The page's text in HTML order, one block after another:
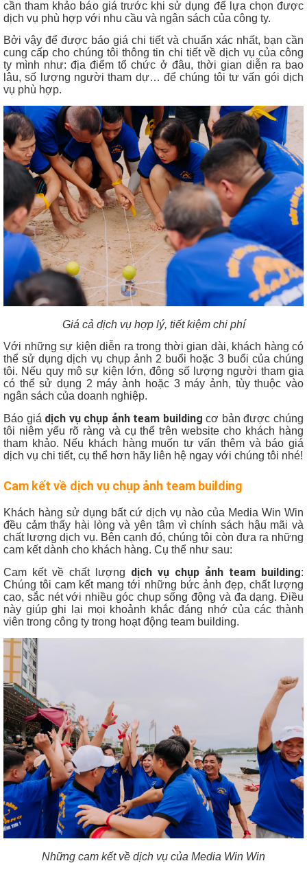
cần tham khảo báo giá trước khi sử dụng để lựa chọn được
dịch vụ phù hợp với nhu cầu và ngân sách của công ty.
Bởi vậy để được báo giá chi tiết và chuẩn xác nhất, bạn cần
cung cấp cho chúng tôi thông tin chi tiết về dịch vụ của công
ty mình như: địa điểm tổ chức ở đâu, thời gian diễn ra bao
lâu, số lượng người tham dự… để chúng tôi tư vấn gói dịch
vụ phù hợp.
Giá cả dịch vụ hợp lý, tiết kiệm chi phí
Với những sự kiện diễn ra trong thời gian dài, khách hàng có
thể sử dụng dịch vụ chụp ảnh 2 buổi hoặc 3 buổi của chúng
tôi. Nếu quy mô sự kiện lớn, đông số lượng người tham gia
có thể sử dụng 2 máy ảnh hoặc 3 máy ảnh, tùy thuộc vào
ngân sách của doanh nghiệp.
Báo giá dịch vụ chụp ảnh team building cơ bản được chúng
tôi niêm yếu rõ ràng và cụ thể trên website cho khách hàng
tham khảo. Nếu khách hàng muốn tư vấn thêm và báo giá
dịch vụ chi tiết, cụ thể hơn hãy liên hệ ngay với chúng tôi nhé!
Cam kết về dịch vụ chụp ảnh team building
Khách hàng sử dụng bất cứ dịch vụ nào của Media Win Win
đều cảm thấy hài lòng và yên tâm vì chính sách hậu mãi và
chất lượng dịch vụ. Bên cạnh đó, chúng tôi còn đưa ra những
cam kết dành cho khách hàng. Cụ thể như sau:
Cam kết về chất lượng dịch vụ chụp ảnh team building:
Chúng tôi cam kết mang tới những bức ảnh đẹp, chất lượng
cao, sắc nét với nhiều góc chụp sống động và đa dạng. Điều
này giúp ghi lại mọi khoảnh khắc đáng nhớ của các thành
viên trong công ty trong hoạt động team building.
Những cam kết về dịch vụ của Media Win Win